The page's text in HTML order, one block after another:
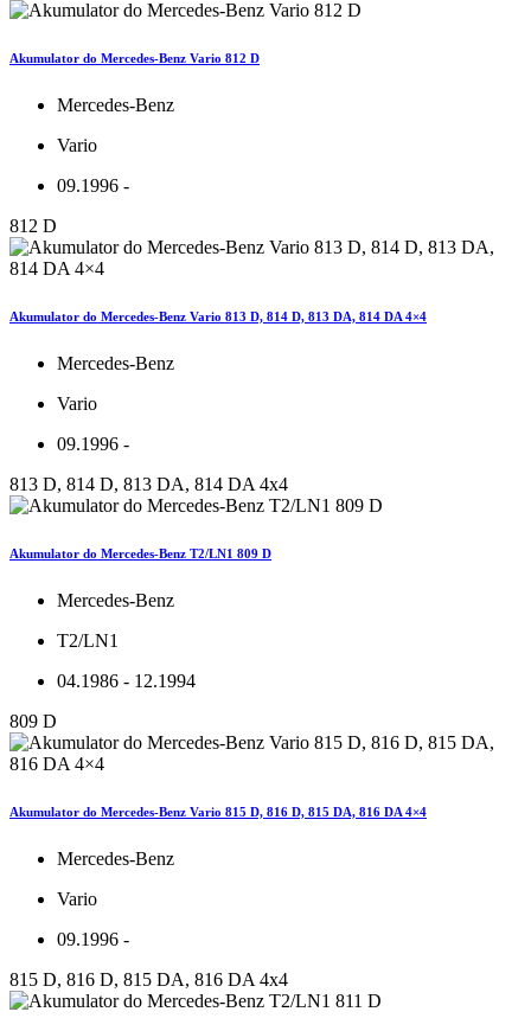
Akumulator do Mercedes-Benz Vario 812 D
Mercedes-Benz
Vario
09.1996 -
812 D
Akumulator do Mercedes-Benz Vario 813 D, 814 D, 813 DA, 814 DA 4×4
Mercedes-Benz
Vario
09.1996 -
813 D, 814 D, 813 DA, 814 DA 4x4
Akumulator do Mercedes-Benz T2/LN1 809 D
Mercedes-Benz
T2/LN1
04.1986 - 12.1994
809 D
Akumulator do Mercedes-Benz Vario 815 D, 816 D, 815 DA, 816 DA 4×4
Mercedes-Benz
Vario
09.1996 -
815 D, 816 D, 815 DA, 816 DA 4x4